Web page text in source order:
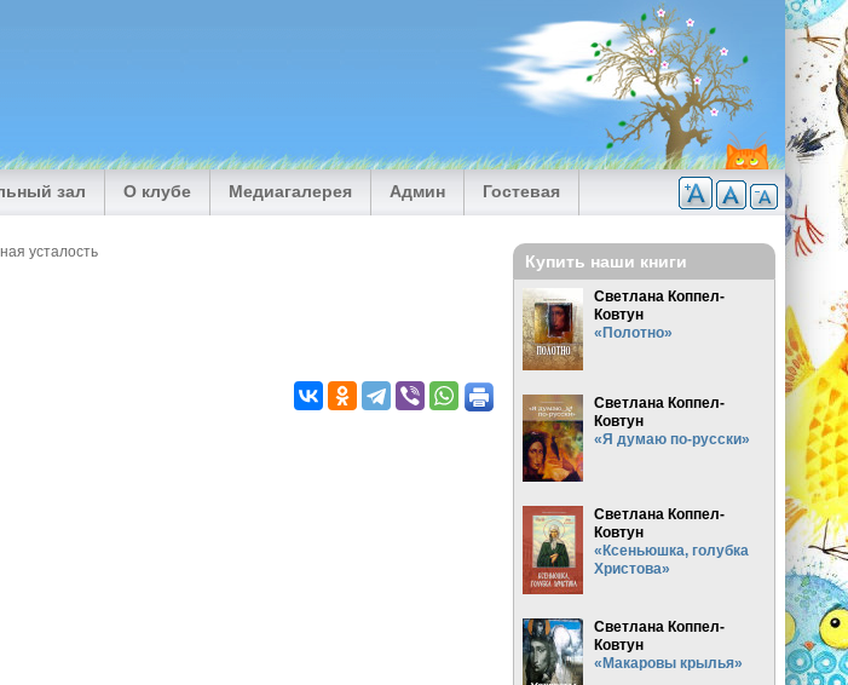
зал О клубе Медиагалерея Админ Гостевая
усталость
Купить наши книги
Светлана Коппел-
Ковтун
«Полотно»
Светлана Коппел-
Ковтун
«Я думаю по-русски»
Светлана Коппел-
Ковтун
«Ксеньюшка, голубка
Христова»
Светлана Коппел-
Ковтун
«Макаровы крылья»